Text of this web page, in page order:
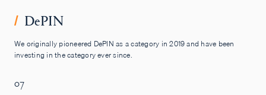
/ DePIN
We originally pioneered DePIN as a category in 2019 and have been
investing in the category ever since.
07